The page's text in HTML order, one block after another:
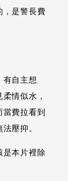
，是警長費
有自主想
情似水，
費拉看到
壓抑。
是本片裡除